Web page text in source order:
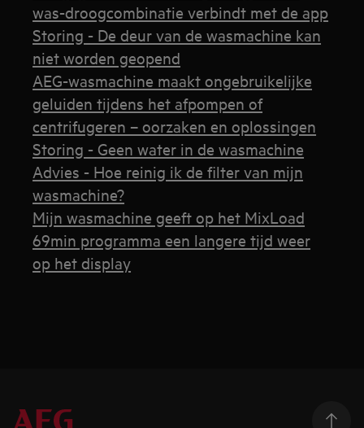
was-droogcombinatie verbindt met de app
Storing - De deur van de wasmachine kan
niet worden geopend
AEG-wasmachine maakt ongebruikelijke
geluiden tijdens het afpompen of
centrifugeren – oorzaken en oplossingen
Storing - Geen water in de wasmachine
Advies - Hoe reinig ik de filter van mijn
wasmachine?
Mijn wasmachine geeft op het MixLoad
69min programma een langere tijd weer
op het display